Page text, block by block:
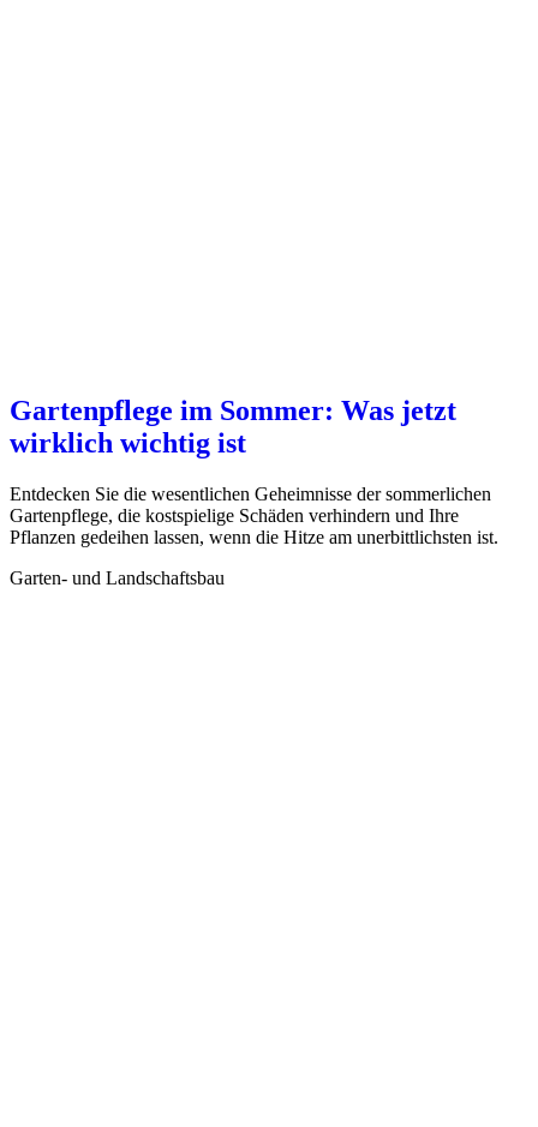
Gartenpflege im Sommer: Was jetzt
wirklich wichtig ist
Entdecken Sie die wesentlichen Geheimnisse der sommerlichen
Gartenpflege, die kostspielige Schäden verhindern und Ihre
Pflanzen gedeihen lassen, wenn die Hitze am unerbittlichsten ist.
Garten- und Landschaftsbau